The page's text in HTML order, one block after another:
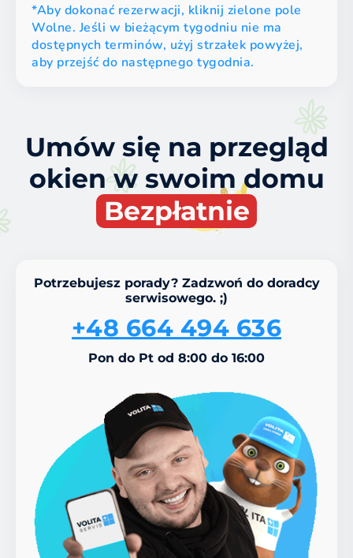
*Aby dokonać rezerwacji, kliknij zielone pole
Wolne. Jeśli w bieżącym tygodniu nie ma
dostępnych terminów, użyj strzałek powyżej,
aby przejść do następnego tygodnia.
Umów się na przegląd
okien w swoim domu
Bezpłatnie
Potrzebujesz porady? Zadzwoń do doradcy
serwisowego. ;)
+48 664 494 636
Pon do Pt od 8:00 do 16:00